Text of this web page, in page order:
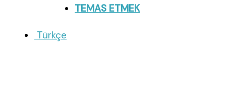
TEMAS ETMEK
Türkçe